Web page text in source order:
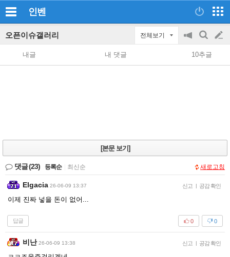
인벤
오픈이슈갤러리 전체보기
공
지
on/off
검
색
글
쓰
내글 내 댓글 10추글
[본문 보기]
댓글(23) 등록순 최신순 새로고침
Elgacia 26-06-09 13:37 신고 | 공감 확인
이제 진짜 넣을 돈이 없어...
답글 0
0
비난 26-06-09 13:38 신고 | 공감 확인